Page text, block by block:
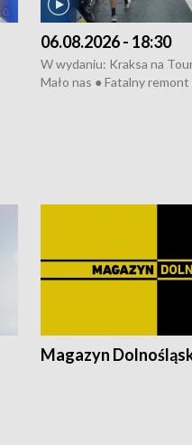
06.08.2026 - 18:30
W wydaniu: Kraksa na
Mało nas ● Fatalny remont
Magazyn